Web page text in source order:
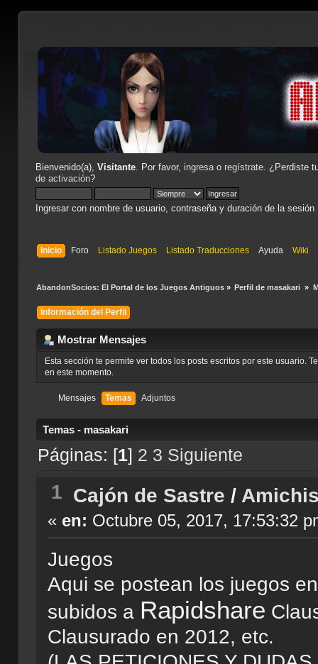
Bienvenido(a), Visitante. Por favor, ingresao regístrate. ¿Perdiste
de activación?
Ingresar con nombre de usuario, contraseña y duración de la sesión
Inicio Foro Listado Juegos Listado Traducciones Ayuda Wiki
AbandonSocios: El Portal de los Juegos Antiguos» Perfil de masakari »
Información del Perfil
Mostrar Mensajes
Esta sección te permite ver todos los posts escritos por este usuario.
en este momento.
Mensajes Temas Adjuntos
Temas - masakari
Páginas: [1] 2 3 Siguiente
1 Cajón de Sastre /
« en: Octubre 05, 2017, 17:53:32
Juegos
Aqui se postean los juegos
subidos a Rapidshare
Clausurado en 2012, etc.